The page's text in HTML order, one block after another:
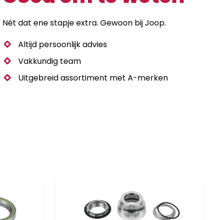
Nét dat ene stapje extra. Gewoon bij Joop.
Altijd persoonlijk advies
Vakkundig team
Uitgebreid assortiment met A-merken